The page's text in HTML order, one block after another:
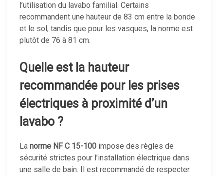
l’utilisation du lavabo familial. Certains
recommandent une hauteur de 83 cm entre la bonde
et le sol, tandis que pour les vasques, la norme est
plutôt de 76 à 81 cm.
Quelle est la hauteur
recommandée pour les prises
électriques à proximité d’un
lavabo ?
La norme NF C 15-100 impose des règles de
sécurité strictes pour l’installation électrique dans
une salle de bain. Il est recommandé de respecter